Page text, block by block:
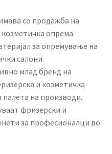
QUEEN
И ФРИЗЕРАЈ
со продажба на
опрема.
за опремување на
салони.
млад бренд на
и козметичка
на производи.
фризерски и
за професионалци во